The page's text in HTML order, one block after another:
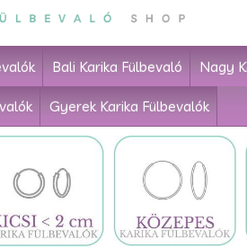
Bali Karika Fülbevaló Nagy
Gyerek Karika Fülbevalók